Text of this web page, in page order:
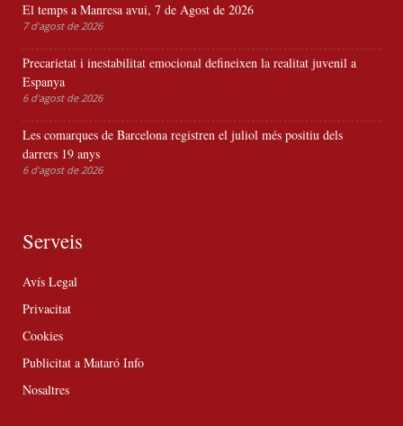
El temps a Manresa avui, 7 de Agost de 2026
7 d'agost de 2026
Precarietat i inestabilitat emocional defineixen la realitat juvenil a
Espanya
6 d'agost de 2026
Les comarques de Barcelona registren el juliol més positiu dels
darrers 19 anys
6 d'agost de 2026
Serveis
Avís Legal
Privacitat
Cookies
Publicitat a Mataró Info
Nosaltres